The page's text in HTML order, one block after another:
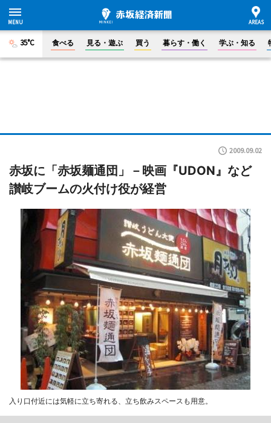
35°C 食べる 見る・遊ぶ 買う 暮らす・働く 学ぶ・知る
2009.09.02
赤坂に「赤坂麺通団」－映画『UDON』など
讃岐ブームの火付け役が経営
入り口付近には気軽に立ち寄れる、立ち飲みスペースも用意。